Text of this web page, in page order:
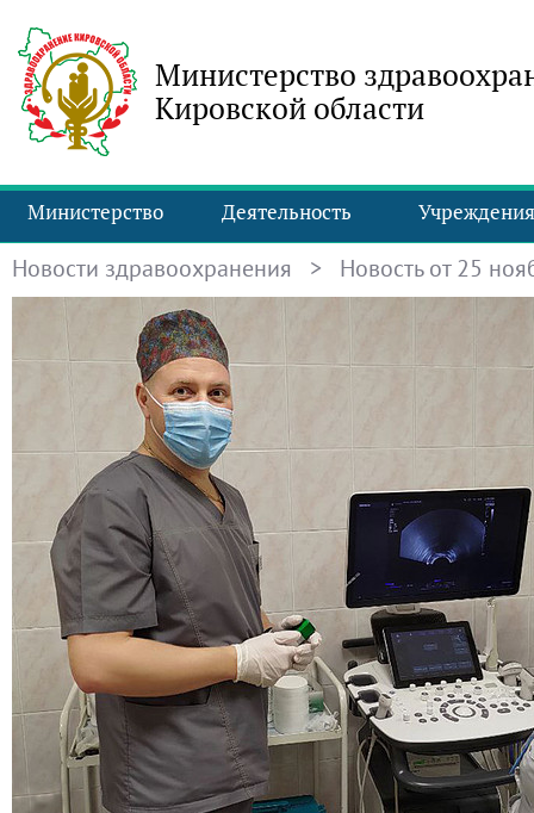
Министерство
Кировской области
Министерство Деятельность Учреждения
Новости здравоохранения > Новость от 25